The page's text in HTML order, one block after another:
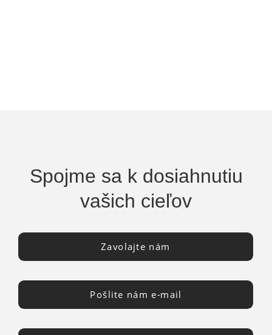
Spojme sa k dosiahnutiu
vašich cieľov
Zavolajte nám
Pošlite nám e-mail